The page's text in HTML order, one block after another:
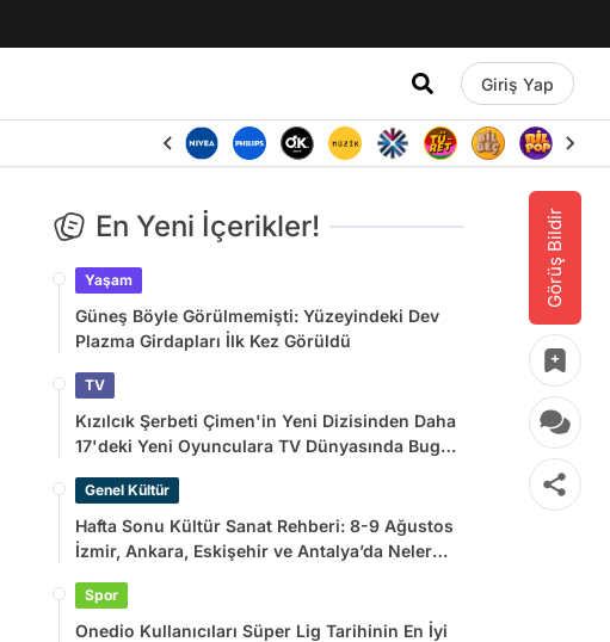
Giriş Yap
Görüş Bildir
En Yeni İçerikler!
Yaşam
Güneş Böyle Görülmemişti: Yüzeyindeki Dev
Plazma Girdapları İlk Kez Görüldü
TV
Kızılcık Şerbeti Çimen'in Yeni Dizisinden Daha
17'deki Yeni Oyunculara TV Dünyasında Bugün
Genel Kültür
Hafta Sonu Kültür Sanat Rehberi: 8-9 Ağustos
İzmir, Ankara, Eskişehir ve Antalya’da Neler
Spor
Onedio Kullanıcıları Süper Lig Tarihinin En İyi